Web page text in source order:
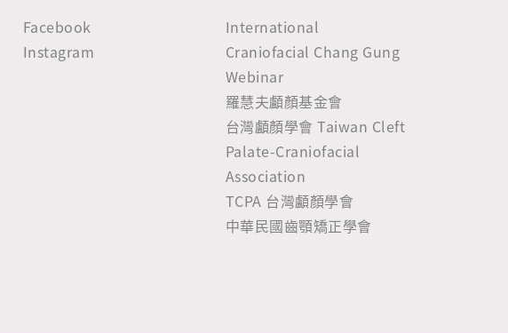
Facebook
Instagram
International
Craniofacial Chang Gung
Webinar
羅慧夫顱顏基金會
台灣顱顏學會 Taiwan Cleft
Palate-Craniofacial
Association
TCPA 台灣顱顏學會
中華民國齒顎矯正學會